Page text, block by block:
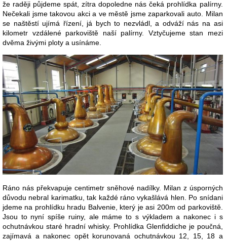
že raději půjdeme spát, zítra dopoledne nás čeká prohlídka palírny.
Nečekali jsme takovou akci a ve městě jsme zaparkovali auto. Milan
se naštěstí ujímá řízení, já bych to nezvládl, a odváží nás na asi
kilometr vzdálené parkoviště naší palírny. Vztyčujeme stan mezi
dvěma živými ploty a usínáme.
Ráno nás překvapuje centimetr sněhové nadílky. Milan z úsporných
důvodu nebral karimatku, tak každé ráno vykašlává hlen. Po snídani
jdeme na prohlídku hradu Balvenie, který je asi 200m od parkoviště.
Jsou to nyní spíše ruiny, ale máme to s výkladem a nakonec i s
ochutnávkou staré hradní whisky. Prohlídka Glenfiddiche je poučná,
zajímavá a nakonec opět korunovaná ochutnávkou 12, 15, 18 a